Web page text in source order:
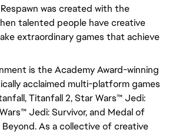
was created with the
talented people have creative
extraordinary games that achieve
is the Academy Award-winning
acclaimed multi-platform games
Titanfall 2, Star Wars™ Jedi:
Jedi: Survivor, and Medal of
Beyond. As a collective of creative